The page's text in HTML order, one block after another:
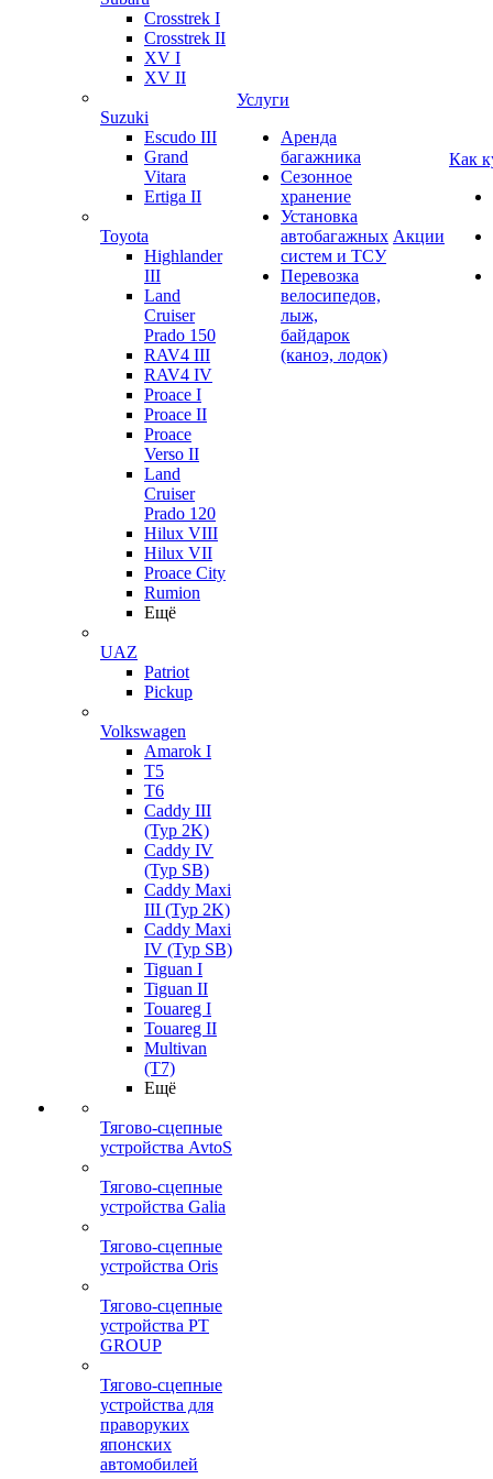
Crosstrek I
Crosstrek II
XV I
XV II
Suzuki
Escudo III
Grand
Vitara
Ertiga II
Toyota
Highlander
III
Land
Cruiser
Prado 150
RAV4 III
RAV4 IV
Proace I
Proace II
Proace
Verso II
Land
Cruiser
Prado 120
Hilux VIII
Hilux VII
Proace City
Rumion
Ещё
UAZ
Patriot
Pickup
Volkswagen
Amarok I
T5
T6
Caddy III
(Typ 2K)
Caddy IV
(Typ SB)
Caddy Maxi
III (Typ 2K)
Caddy Maxi
IV (Typ SB)
Tiguan I
Tiguan II
Touareg I
Touareg II
Multivan
(T7)
Ещё
Тягово-сцепные
устройства AvtoS
Тягово-сцепные
устройства Galia
Тягово-сцепные
устройства Oris
Тягово-сцепные
устройства PT
GROUP
Тягово-сцепные
устройства для
праворуких
японских
автомобилей
Услуги
Аренда
багажника
Сезонное
хранение
Установка
автобагажных
систем и ТСУ
Перевозка
велосипедов,
лыж,
байдарок
(каноэ, лодок)
Акции
Как